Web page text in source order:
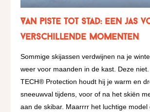
Van piste tot stad: een jas
verschillende momenten
Sommige skijassen verdwijnen na je
weer voor maanden in de kast. Deze
TECH® Protection houdt hij je warm en
sneeuwval tijdens, voor of na het skiën
aan de skibar. Maarrrr het luchtige model